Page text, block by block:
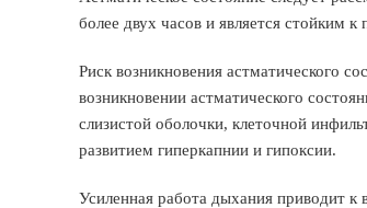
более двух часов и является стойким
Риск возникновения астматического
возникновении астматического
слизистой оболочки, клеточной
развитием гиперкапнии и гипоксии.
Усиленная работа дыхания приводит к